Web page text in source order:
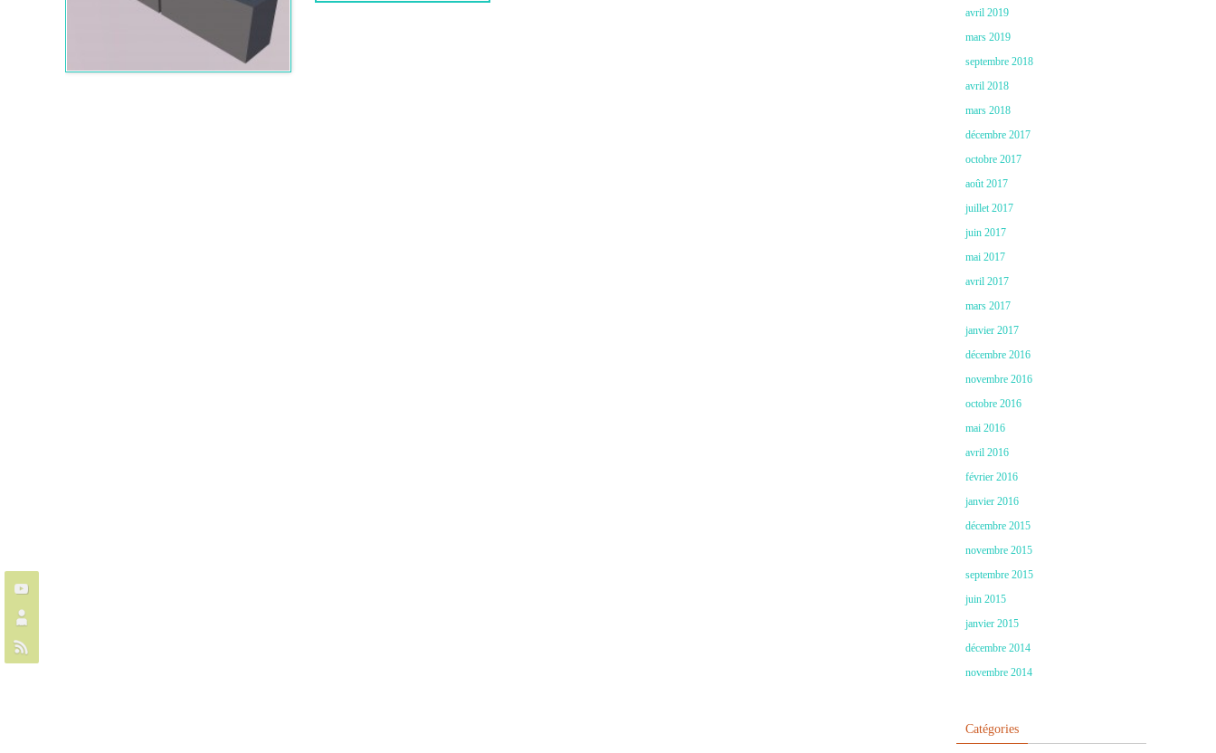
avril 2019
mars 2019
septembre 2018
avril 2018
mars 2018
décembre 2017
octobre 2017
août 2017
juillet 2017
juin 2017
mai 2017
avril 2017
mars 2017
janvier 2017
décembre 2016
novembre 2016
octobre 2016
mai 2016
avril 2016
février 2016
janvier 2016
décembre 2015
novembre 2015
septembre 2015
juin 2015
janvier 2015
décembre 2014
novembre 2014
Catégories